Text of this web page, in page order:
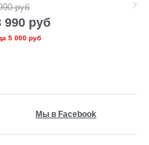
руб
990 руб
5 000 руб
Мы в Facebook